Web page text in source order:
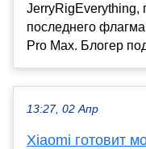
JerryRigEverything,
последнего
Pro Max. Блогер
13:27, 02 Апр
Xiaomi готовит